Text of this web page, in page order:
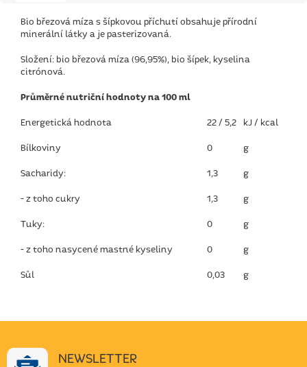
Bio březová míza s šípkovou příchutí obsahuje přírodní
minerální látky a je pasterizovaná.
Složení: bio březová míza (96,95%), bio šípek, kyselina
citrónová.
Průměrné nutriční hodnoty na 100 ml
Energetická hodnota 22 / 5,2 kJ / kcal
Bílkoviny 0 g
Sacharidy: 1,3 g
- z toho cukry 1,3 g
Tuky: 0 g
- z toho nasycené mastné kyseliny 0 g
Sůl 0,03 g
NEWSLETTER